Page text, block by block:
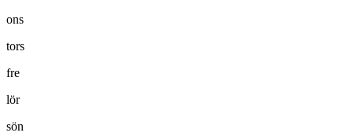
ons
tors
fre
lör
sön